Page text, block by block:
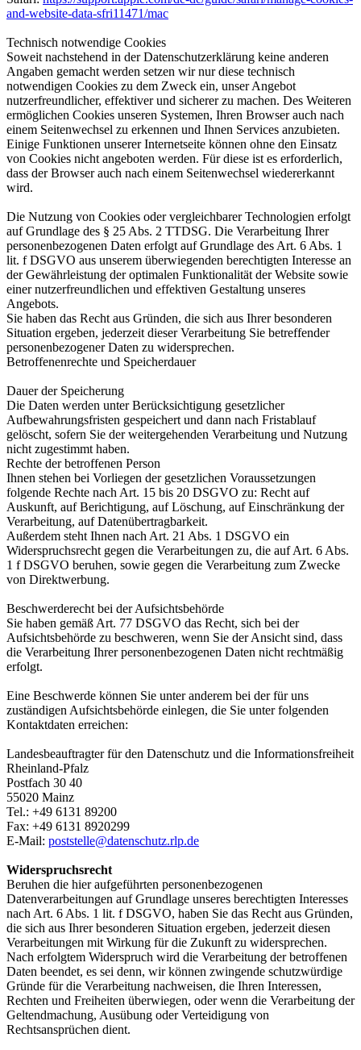
and-website-data-sfri11471/mac
Technisch notwendige Cookies
Soweit nachstehend in der Datenschutzerklärung keine anderen
Angaben gemacht werden setzen wir nur diese technisch
notwendigen Cookies zu dem Zweck ein, unser Angebot
nutzerfreundlicher, effektiver und sicherer zu machen. Des Weiteren
ermöglichen Cookies unseren Systemen, Ihren Browser auch nach
einem Seitenwechsel zu erkennen und Ihnen Services anzubieten.
Einige Funktionen unserer Internetseite können ohne den Einsatz
von Cookies nicht angeboten werden. Für diese ist es erforderlich,
dass der Browser auch nach einem Seitenwechsel wiedererkannt
wird.
Die Nutzung von Cookies oder vergleichbarer Technologien erfolgt
auf Grundlage des § 25 Abs. 2 TTDSG. Die Verarbeitung Ihrer
personenbezogenen Daten erfolgt auf Grundlage des Art. 6 Abs. 1
lit. f DSGVO aus unserem überwiegenden berechtigten Interesse an
der Gewährleistung der optimalen Funktionalität der Website sowie
einer nutzerfreundlichen und effektiven Gestaltung unseres
Angebots.
Sie haben das Recht aus Gründen, die sich aus Ihrer besonderen
Situation ergeben, jederzeit dieser Verarbeitung Sie betreffender
personenbezogener Daten zu widersprechen.
Betroffenenrechte und Speicherdauer
Dauer der Speicherung
Die Daten werden unter Berücksichtigung gesetzlicher
Aufbewahrungsfristen gespeichert und dann nach Fristablauf
gelöscht, sofern Sie der weitergehenden Verarbeitung und Nutzung
nicht zugestimmt haben.
Rechte der betroffenen Person
Ihnen stehen bei Vorliegen der gesetzlichen Voraussetzungen
folgende Rechte nach Art. 15 bis 20 DSGVO zu: Recht auf
Auskunft, auf Berichtigung, auf Löschung, auf Einschränkung der
Verarbeitung, auf Datenübertragbarkeit.
Außerdem steht Ihnen nach Art. 21 Abs. 1 DSGVO ein
Widerspruchsrecht gegen die Verarbeitungen zu, die auf Art. 6 Abs.
1 f DSGVO beruhen, sowie gegen die Verarbeitung zum Zwecke
von Direktwerbung.
Beschwerderecht bei der Aufsichtsbehörde
Sie haben gemäß Art. 77 DSGVO das Recht, sich bei der
Aufsichtsbehörde zu beschweren, wenn Sie der Ansicht sind, dass
die Verarbeitung Ihrer personenbezogenen Daten nicht rechtmäßig
erfolgt.
Eine Beschwerde können Sie unter anderem bei der für uns
zuständigen Aufsichtsbehörde einlegen, die Sie unter folgenden
Kontaktdaten erreichen:
Landesbeauftragter für den Datenschutz und die Informationsfreiheit
Rheinland-Pfalz
Postfach 30 40
55020 Mainz
Tel.: +49 6131 89200
Fax: +49 6131 8920299
E-Mail: poststelle@datenschutz.rlp.de
Widerspruchsrecht
Beruhen die hier aufgeführten personenbezogenen
Datenverarbeitungen auf Grundlage unseres berechtigten Interesses
nach Art. 6 Abs. 1 lit. f DSGVO, haben Sie das Recht aus Gründen,
die sich aus Ihrer besonderen Situation ergeben, jederzeit diesen
Verarbeitungen mit Wirkung für die Zukunft zu widersprechen.
Nach erfolgtem Widerspruch wird die Verarbeitung der betroffenen
Daten beendet, es sei denn, wir können zwingende schutzwürdige
Gründe für die Verarbeitung nachweisen, die Ihren Interessen,
Rechten und Freiheiten überwiegen, oder wenn die Verarbeitung der
Geltendmachung, Ausübung oder Verteidigung von
Rechtsansprüchen dient.